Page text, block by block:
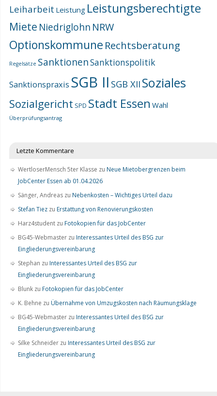
Leiharbeit Leistung Leistungsberechtigte
Miete Niedriglohn NRW
Optionskommune Rechtsberatung
Regelsätze SanktionenSanktionspolitik
Sanktionspraxis SGB II SGB XII Soziales
Sozialgericht SPD Stadt Essen Wahl
Überprüfungsantrag
Letzte Kommentare
WertloserMensch 5ter Klasse zu Neue Mietobergrenzen beim
JobCenter Essen ab 01.04.2026
Sänger, Andreas zu Nebenkosten – Wichtiges Urteil dazu
Stefan Tiez zu Erstattung von Renovierungskosten
Harz4student zu Fotokopien für das JobCenter
BG45-Webmaster zu Interessantes Urteil des BSG zur
Eingliederungsvereinbarung
Stephan zu Interessantes Urteil des BSG zur
Eingliederungsvereinbarung
Blunk zu Fotokopien für das JobCenter
K. Behne zu Übernahme von Umzugskosten nach Räumungsklage
BG45-Webmaster zu Interessantes Urteil des BSG zur
Eingliederungsvereinbarung
Silke Schneider zu Interessantes Urteil des BSG zur
Eingliederungsvereinbarung